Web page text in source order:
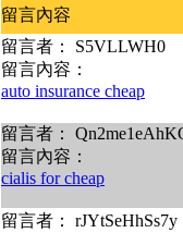
留言內容
留言者： S5VLLWH0
留言內容：
auto insurance cheap
留言者：
留言內容：
cialis for cheap
留言者： rJYtSeHhSs7y